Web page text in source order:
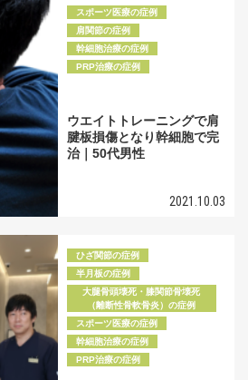
スポーツ医療の症例
肩関節の症例
幹細胞治療の症例
PRP治療の症例
ウエイトトレーニングで肩
腱板損傷となり幹細胞で完
治｜50代男性
2021.10.03
ひざ関節の症例
半月板の症例
大腿骨頭壊死・膝関節骨壊死
（離断性骨軟骨炎）の症例
スポーツ医療の症例
幹細胞治療の症例
PRP治療の症例